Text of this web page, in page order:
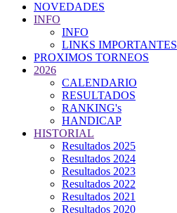
NOVEDADES
INFO
INFO
LINKS IMPORTANTES
PROXIMOS TORNEOS
2026
CALENDARIO
RESULTADOS
RANKING's
HANDICAP
HISTORIAL
Resultados 2025
Resultados 2024
Resultados 2023
Resultados 2022
Resultados 2021
Resultados 2020